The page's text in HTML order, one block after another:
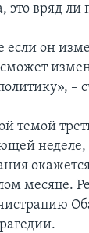
это вряд ли
если он
–
темой
неделе,
месяце.